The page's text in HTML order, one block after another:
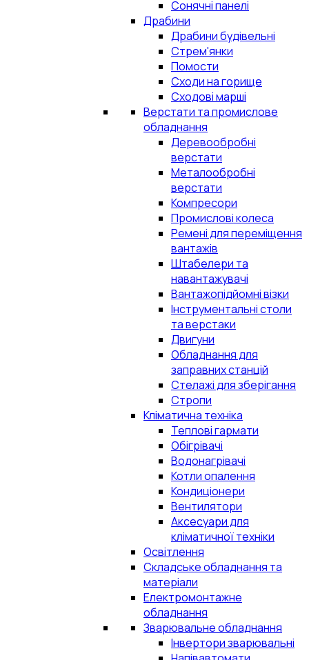
Сонячні панелі
Драбини
Драбини будівельні
Стрем'янки
Помости
Сходи на горище
Сходові марші
Верстати та промислове
обладнання
Деревообробні
верстати
Металообробні
верстати
Компресори
Промислові колеса
Ремені для переміщення
вантажів
Штабелери та
навантажувачі
Вантажопідйомні візки
Інструментальні столи
та верстаки
Двигуни
Обладнання для
заправних станцій
Стелажі для зберігання
Стропи
Кліматична техніка
Теплові гармати
Обігрівачі
Водонагрівачі
Котли опалення
Кондиціонери
Вентилятори
Аксесуари для
кліматичної техніки
Освітлення
Складське обладнання та
матеріали
Електромонтажне
обладнання
Зварювальне обладнання
Інвертори зварювальні